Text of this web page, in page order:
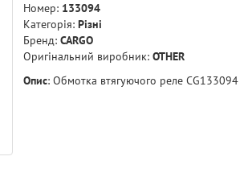
Номер: 133094
Категорія: Рiзнi
Бренд: CARGO
Оригінальний виробник: OTHER
Опис: Обмотка втягуючого реле CG133094